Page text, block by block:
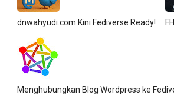
dnwahyudi.com Kini Fediverse Ready!
Menghubungkan Blog Wordpress ke